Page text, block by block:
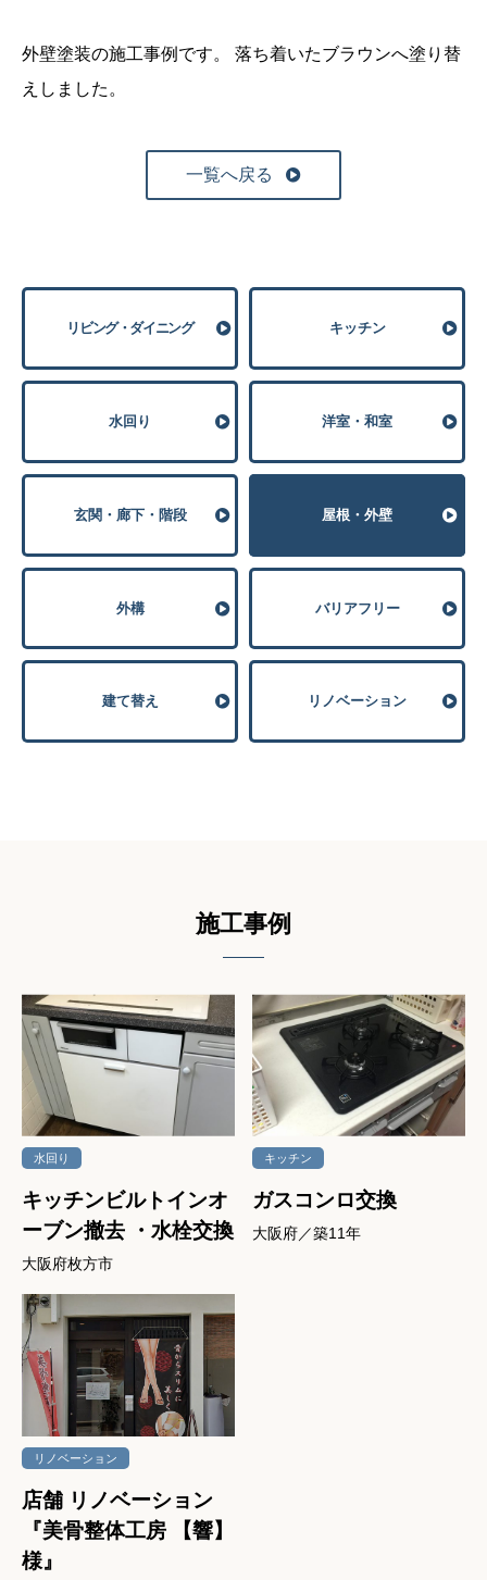
外壁塗装の施工事例です。
落ち着いたブラウンへ塗り替
えしました。
一覧へ戻る
リビング・ダイニング キッチン
⽔回り 洋室・和室
玄関・廊下・階段 屋根・外壁
外構 バリアフリー
建て替え リノベーション
施⼯事例
水回り
キッチンビルトインオ
ーブン撤去 ・水栓交換
大阪府枚方市
キッチン
ガスコンロ交換
大阪府／築11年
リノベーション
店舗 リノベーション
『美骨整体工房 【響】
様』